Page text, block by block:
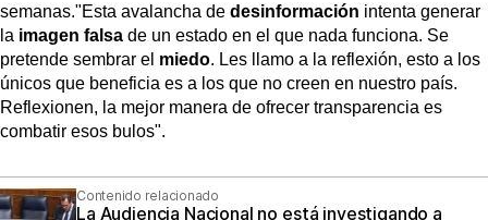
semanas."Esta avalancha de desinformación intenta generar
la imagen falsa de un estado en el que nada funciona. Se
pretende sembrar el miedo. Les llamo a la reflexión, esto a los
únicos que beneficia es a los que no creen en nuestro país.
Reflexionen, la mejor manera de ofrecer transparencia es
combatir esos bulos".
Contenido relacionado
La Audiencia Nacional no está investigando a